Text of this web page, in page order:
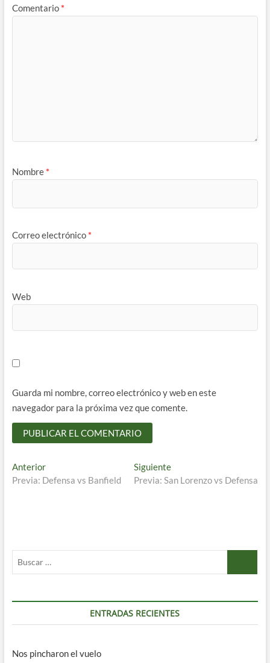
Comentario *
Nombre *
Correo electrónico *
Web
Guarda mi nombre, correo electrónico y web en este
navegador para la próxima vez que comente.
Navegación
de
AnteriorEntrada
anterior:
Previa: Defensa vs Banfield
SiguienteEntrada
siguiente:
Previa: San Lorenzo vs Defensa
ENTRADAS RECIENTES
Nos pincharon el vuelo